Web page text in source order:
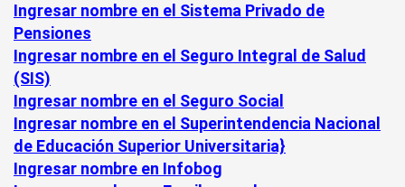
Ingresar nombre en el Sistema Privado de
Pensiones
Ingresar nombre en el Seguro Integral de Salud
(SIS)
Ingresar nombre en el Seguro Social
Ingresar nombre en el Superintendencia Nacional
de Educación Superior Universitaria}
Ingresar nombre en Infobog